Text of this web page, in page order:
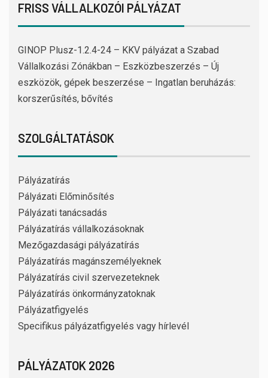
FRISS VÁLLALKOZÓI PÁLYÁZAT
GINOP Plusz-1.2.4-24 – KKV pályázat a Szabad
Vállalkozási Zónákban – Eszközbeszerzés – Új
eszközök, gépek beszerzése – Ingatlan beruházás:
korszerűsítés, bővítés
SZOLGÁLTATÁSOK
Pályázatírás
Pályázati Előminősítés
Pályázati tanácsadás
Pályázatírás vállalkozásoknak
Mezőgazdasági pályázatírás
Pályázatírás magánszemélyeknek
Pályázatírás civil szervezeteknek
Pályázatírás önkormányzatoknak
Pályázatfigyelés
Specifikus pályázatfigyelés vagy hírlevél
PÁLYÁZATOK 2026